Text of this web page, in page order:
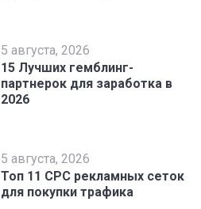
5 августа, 2026
15 Лучших гемблинг-
партнерок для заработка в
2026
5 августа, 2026
Топ 11 CPC рекламных сеток
для покупки трафика